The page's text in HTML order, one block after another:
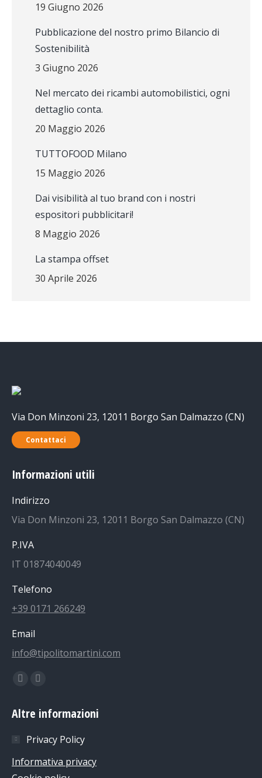
19 Giugno 2026
Pubblicazione del nostro primo Bilancio di
Sostenibilità
3 Giugno 2026
Nel mercato dei ricambi automobilistici, ogni
dettaglio conta.
20 Maggio 2026
TUTTOFOOD Milano
15 Maggio 2026
Dai visibilità al tuo brand con i nostri
espositori pubblicitari!
8 Maggio 2026
La stampa offset
30 Aprile 2026
Via Don Minzoni 23, 12011 Borgo San Dalmazzo (CN)
Contattaci
Informazioni utili
Indirizzo
Via Don Minzoni 23, 12011 Borgo San Dalmazzo (CN)
P.IVA
IT 01874040049
Telefono
+39 0171 266249
Email
info@tipolitomartini.com
Find us on:
Facebook
opens
new
window
Instagram
opens
new
window
Altre informazioni
Privacy Policy
Informativa privacy